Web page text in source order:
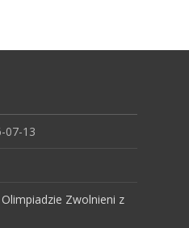
07-13
Zwolnieni z